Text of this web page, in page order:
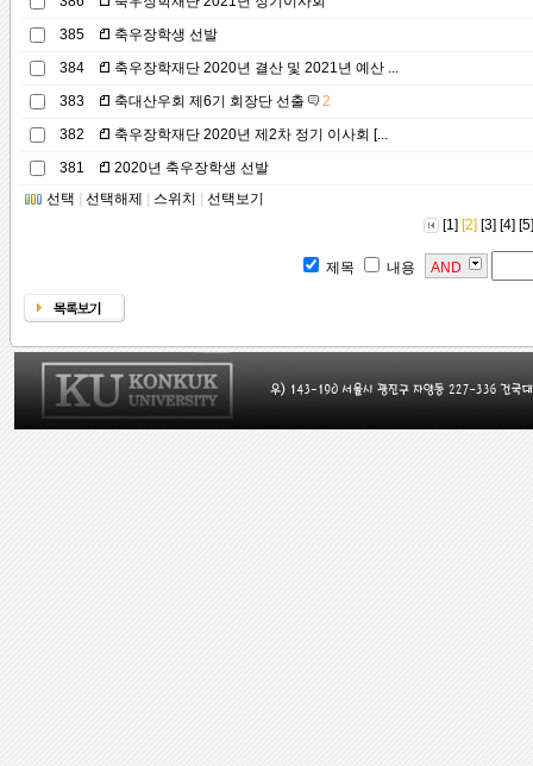
385
축우장학생 선발
384
축우장학재단 2020년 결산 및 2021년 예산 ...
383
축대산우회 제6기 회장단 선출
2
382
축우장학재단 2020년 제2차 정기 이사회 [...
381
2020년 축우장학생 선발
선택
선택해제 스위치
선택보기
[1] [2] [3] [4] [5]
제목 내용 AND